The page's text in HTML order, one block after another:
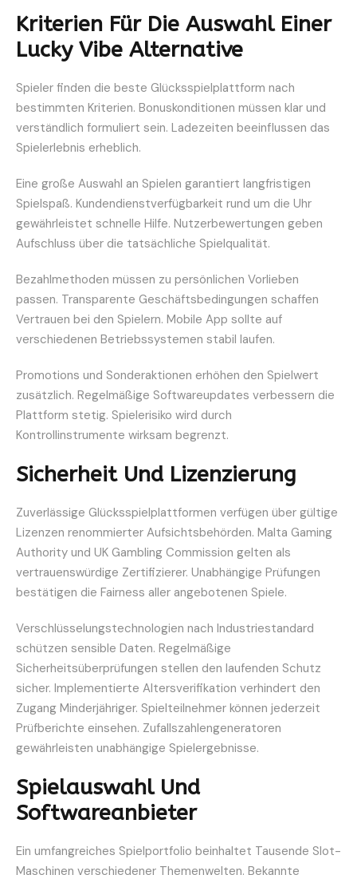
Kriterien Für Die Auswahl Einer
Lucky Vibe Alternative
Spieler finden die beste Glücksspielplattform nach
bestimmten Kriterien. Bonuskonditionen müssen klar und
verständlich formuliert sein. Ladezeiten beeinflussen das
Spielerlebnis erheblich.
Eine große Auswahl an Spielen garantiert langfristigen
Spielspaß. Kundendienstverfügbarkeit rund um die Uhr
gewährleistet schnelle Hilfe. Nutzerbewertungen geben
Aufschluss über die tatsächliche Spielqualität.
Bezahlmethoden müssen zu persönlichen Vorlieben
passen. Transparente Geschäftsbedingungen schaffen
Vertrauen bei den Spielern. Mobile App sollte auf
verschiedenen Betriebssystemen stabil laufen.
Promotions und Sonderaktionen erhöhen den Spielwert
zusätzlich. Regelmäßige Softwareupdates verbessern die
Plattform stetig. Spielerisiko wird durch
Kontrollinstrumente wirksam begrenzt.
Sicherheit Und Lizenzierung
Zuverlässige Glücksspielplattformen verfügen über gültige
Lizenzen renommierter Aufsichtsbehörden. Malta Gaming
Authority und UK Gambling Commission gelten als
vertrauenswürdige Zertifizierer. Unabhängige Prüfungen
bestätigen die Fairness aller angebotenen Spiele.
Verschlüsselungstechnologien nach Industriestandard
schützen sensible Daten. Regelmäßige
Sicherheitsüberprüfungen stellen den laufenden Schutz
sicher. Implementierte Altersverifikation verhindert den
Zugang Minderjähriger. Spielteilnehmer können jederzeit
Prüfberichte einsehen. Zufallszahlengeneratoren
gewährleisten unabhängige Spielergebnisse.
Spielauswahl Und
Softwareanbieter
Ein umfangreiches Spielportfolio beinhaltet Tausende Slot-
Maschinen verschiedener Themenwelten. Bekannte